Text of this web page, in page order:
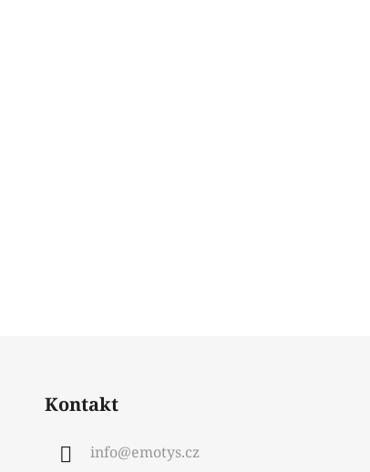
Kontakt
info@emotys.cz